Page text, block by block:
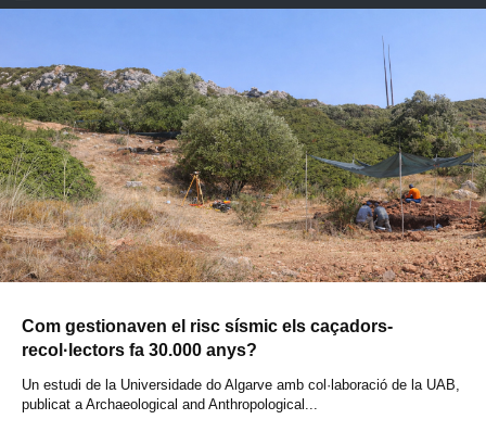
Com gestionaven el risc sísmic els caçadors-
recol·lectors fa 30.000 anys?
Un estudi de la Universidade do Algarve amb col·laboració de la UAB,
publicat a Archaeological and Anthropological...